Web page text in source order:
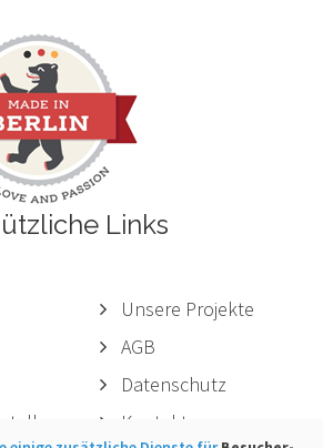
Links
Unsere Projekte
AGB
Datenschutz
Kontakt